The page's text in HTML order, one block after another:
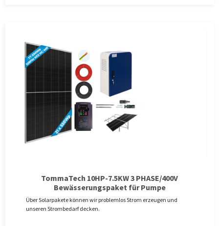
TommaTech 10HP-7.5KW 3 PHASE/400V
Bewässerungspaket für Pumpe
Über Solarpakete können wir problemlos Strom erzeugen und
unseren Strombedarf decken.